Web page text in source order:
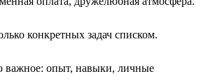
конкретных задач списком.
важное: опыт, навыки, личные